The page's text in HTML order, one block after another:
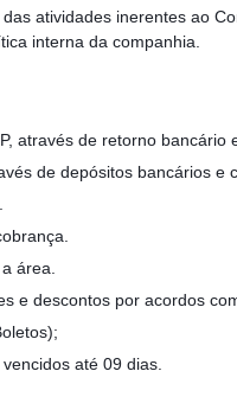
atividades inerentes ao
interna da companhia.
através de retorno bancário
de depósitos bancários e
área.
e descontos por acordos
até 09 dias.